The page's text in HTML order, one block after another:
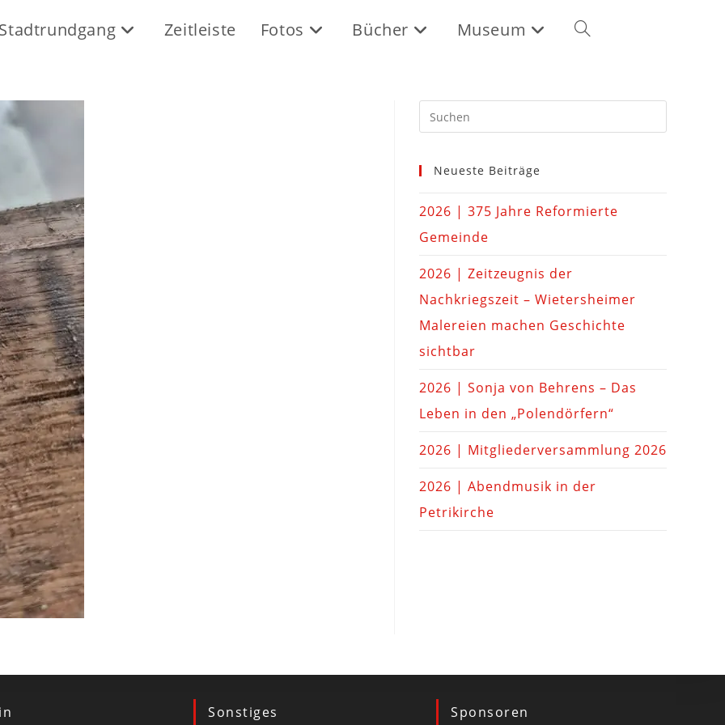
Zeitleiste Fotos Bücher Museum
Neueste Beiträge
2026 | 375 Jahre Reformierte
Gemeinde
2026 | Zeitzeugnis der
Nachkriegszeit – Wietersheimer
Malereien machen Geschichte
sichtbar
2026 | Sonja von Behrens – Das
Leben in den „Polendörfern“
2026 | Mitgliederversammlung 2026
2026 | Abendmusik in der
Petrikirche
Sonstiges Sponsoren